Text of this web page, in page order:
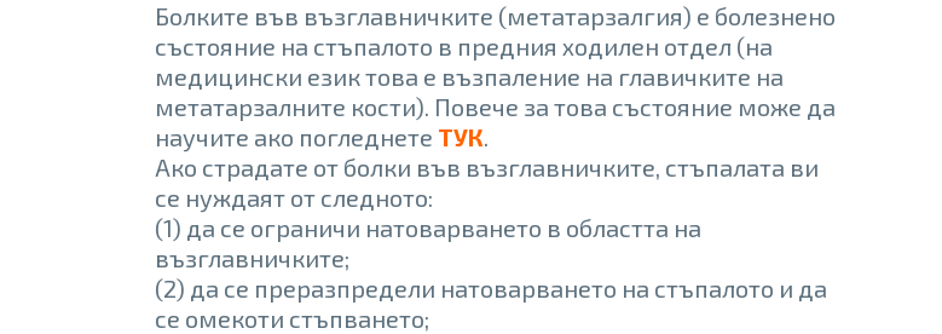
Болките във възглавничките (метатарзалгия) е болезнено
състояние на стъпалото в предния ходилен отдел (на
медицински език това е възпаление на главичките на
метатарзалните кости). Повече за това състояние може да
научите ако погледнете ТУК.
Ако страдате от болки във възглавничките, стъпалата ви
се нуждаят от следното:
(1) да се ограничи натоварването в областта на
възглавничките;
(2) да се преразпредели натоварването на стъпалото и да
се омекоти стъпването;